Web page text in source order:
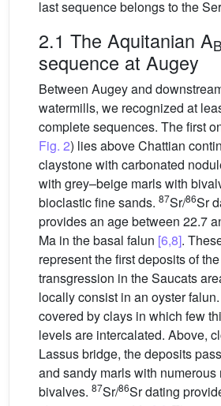
last sequence belongs to the
2.1 The Aquitanian AB
sequence at Augey
Between Augey and
watermills, we recognized at
complete sequences. The first
Fig. 2) lies above Chattian
claystone with carbonated
with grey–beige marls with
bioclastic fine sands. 87Sr/86Sr
provides an age between 22.7
Ma in the basal falun [6,8].
represent the first deposits of
transgression in the Saucats
locally consist in an oyster
covered by clays in which few
levels are intercalated. Above,
Lassus bridge, the deposits
and sandy marls with
bivalves. 87Sr/86Sr dating